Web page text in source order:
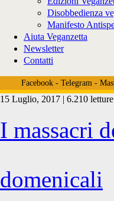
Disobbedienza
Manifesto
Aiuta Veganzetta
Newsletter
Contatti
Facebook- Telegram-
Tag:
15 Luglio, 2017 | 6.210 letture
I massacri
domenicali